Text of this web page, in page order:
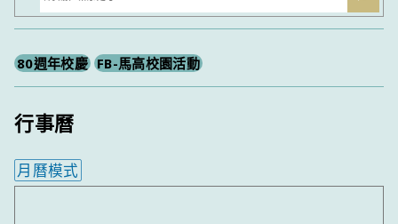
尋
80週年校慶 FB-馬高校園活動
行事曆
月曆模式